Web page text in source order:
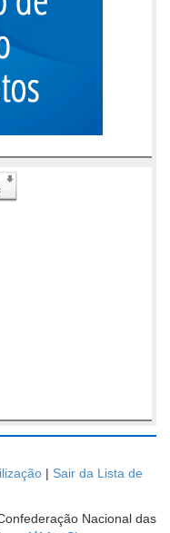
| Sair da Lista de
Nacional das